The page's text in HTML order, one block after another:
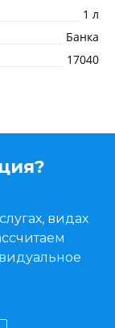
1 л
Банка
17040
видах